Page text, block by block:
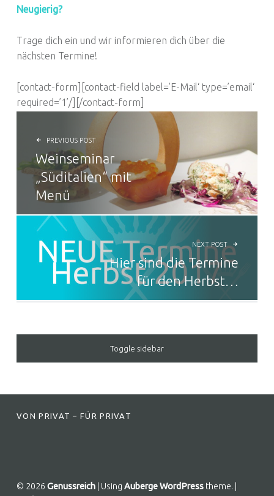
Neugierig?
Trage dich ein und wir informieren dich über die
nächsten Termine!
[contact-form][contact-field label=’E-Mail‘ type=’email‘
required=’1’/][/contact-form]
BEITRAGSNAVIGATION
PREVIOUS POST
Weinseminar
„Süditalien“ mit
Menü
NEXT POST
Hier sind die Termine
für den Herbst…
SIDEBAR
Toggle sidebar
FOOTER SIDEBAR
VON PRIVAT – FÜR PRIVAT
© 2026 Genussreich Using AubergeWordPresstheme.